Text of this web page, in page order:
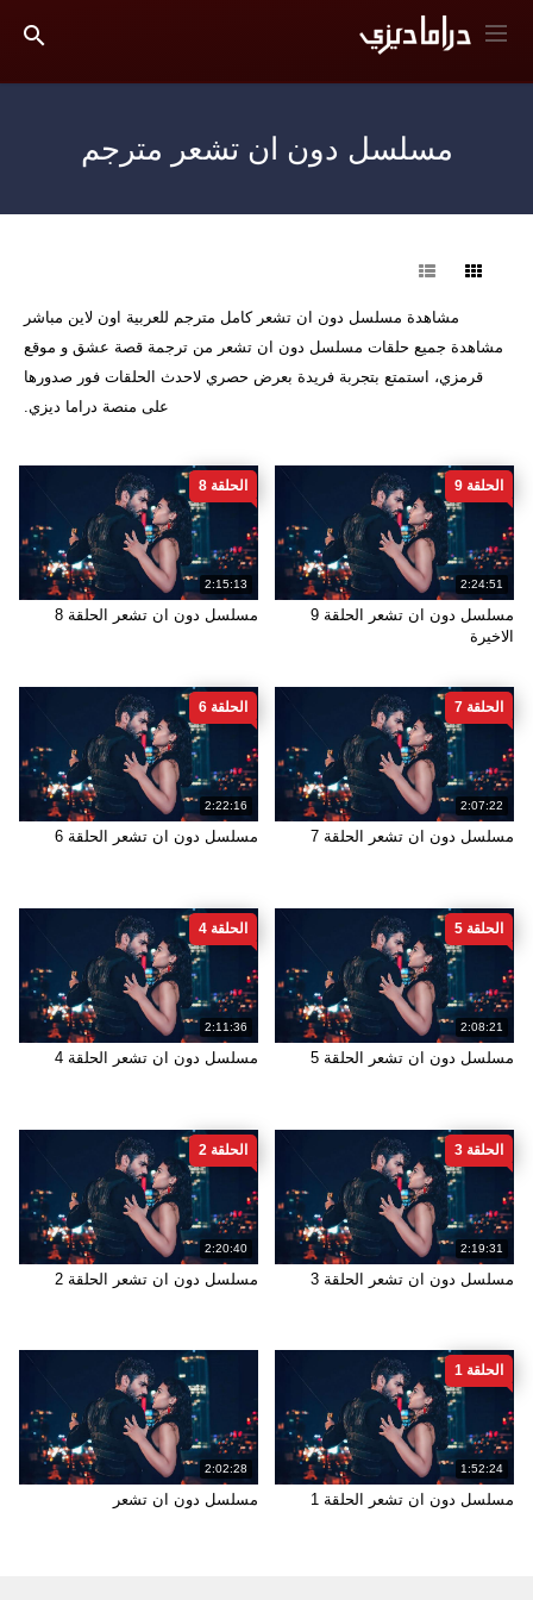
مسلسل دون ان تشعر مترجم
مشاهدة مسلسل دون ان تشعر كامل مترجم للعربية اون لاين مباشر
مشاهدة جميع حلقات مسلسل دون ان تشعر من ترجمة قصة عشق و موقع
قرمزي، استمتع بتجربة فريدة بعرض حصري لاحدث الحلقات فور صدورها
على منصة دراما ديزي.
2:24:51
الحلقة 9
مسلسل دون ان تشعر الحلقة 9
الاخيرة
2:15:13
الحلقة 8
مسلسل دون ان تشعر الحلقة 8
2:07:22
الحلقة 7
مسلسل دون ان تشعر الحلقة 7
2:22:16
الحلقة 6
مسلسل دون ان تشعر الحلقة 6
2:08:21
الحلقة 5
مسلسل دون ان تشعر الحلقة 5
2:11:36
الحلقة 4
مسلسل دون ان تشعر الحلقة 4
2:19:31
الحلقة 3
مسلسل دون ان تشعر الحلقة 3
2:20:40
الحلقة 2
مسلسل دون ان تشعر الحلقة 2
1:52:24
الحلقة 1
مسلسل دون ان تشعر الحلقة 1
2:02:28
مسلسل دون ان تشعر